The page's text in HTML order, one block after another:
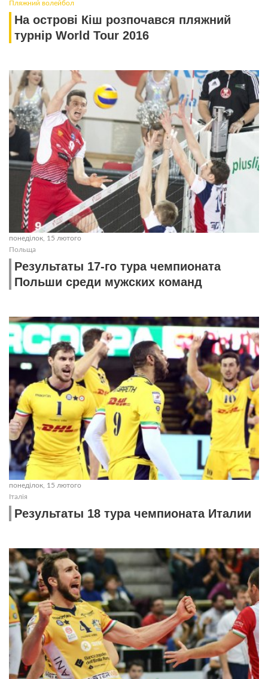
Пляжний волейбол
На острові Кіш розпочався пляжний
турнір World Tour 2016
понеділок, 15 лютого
Польща
Результаты 17-го тура чемпионата
Польши среди мужских команд
понеділок, 15 лютого
Італія
Результаты 18 тура чемпионата Италии